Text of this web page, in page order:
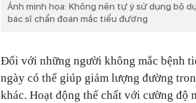
Ảnh minh họa: Không nên tự ý sử dụng bộ
bác sĩ chẩn đoán mắc tiểu đường
Đối với những người không mắc bệnh
ngày có thể giúp giảm lượng đường
khác. Hoạt động thể chất với cường độ